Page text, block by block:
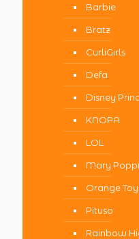
Barbie
Bratz
CurliGirls
Defa
Disney
KNOPA
LOL
Mary
Orange
Pituso
Rainbow